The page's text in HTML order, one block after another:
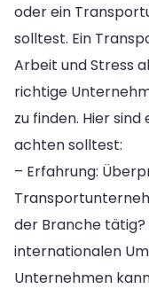
oder ein
solltest. Ein
Arbeit und Stress
richtige
zu finden. Hier
achten solltest:
– Erfahrung:
der Branche tätig?
internationalen
Unternehmen